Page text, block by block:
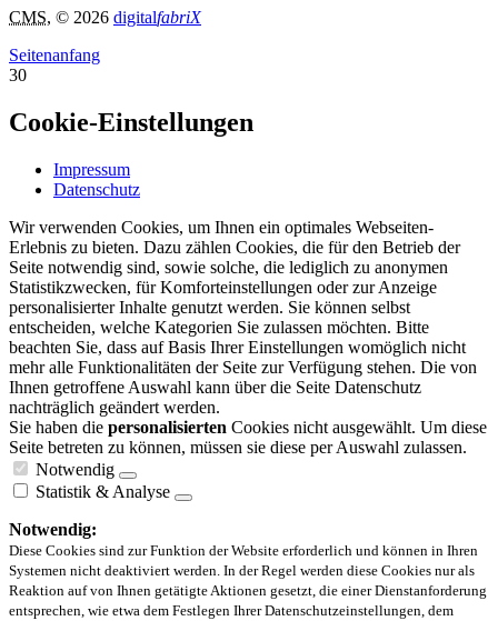
CMS, © 2026 digitalfabriX
Seitenanfang
30
Cookie-Einstellungen
Impressum
Datenschutz
Wir verwenden Cookies, um Ihnen ein optimales Webseiten-
Erlebnis zu bieten. Dazu zählen Cookies, die für den Betrieb der
Seite notwendig sind, sowie solche, die lediglich zu anonymen
Statistikzwecken, für Komforteinstellungen oder zur Anzeige
personalisierter Inhalte genutzt werden. Sie können selbst
entscheiden, welche Kategorien Sie zulassen möchten. Bitte
beachten Sie, dass auf Basis Ihrer Einstellungen womöglich nicht
mehr alle Funktionalitäten der Seite zur Verfügung stehen. Die von
Ihnen getroffene Auswahl kann über die Seite Datenschutz
nachträglich geändert werden.
Sie haben die personalisierten Cookies nicht ausgewählt. Um diese
Seite betreten zu können, müssen sie diese per Auswahl zulassen.
Notwendig
Statistik & Analyse
Notwendig:
Diese Cookies sind zur Funktion der Website erforderlich und können in Ihren
Systemen nicht deaktiviert werden. In der Regel werden diese Cookies nur als
Reaktion auf von Ihnen getätigte Aktionen gesetzt, die einer Dienstanforderung
entsprechen, wie etwa dem Festlegen Ihrer Datenschutzeinstellungen, dem